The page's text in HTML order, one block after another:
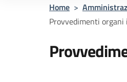
Home >
Provvedimenti